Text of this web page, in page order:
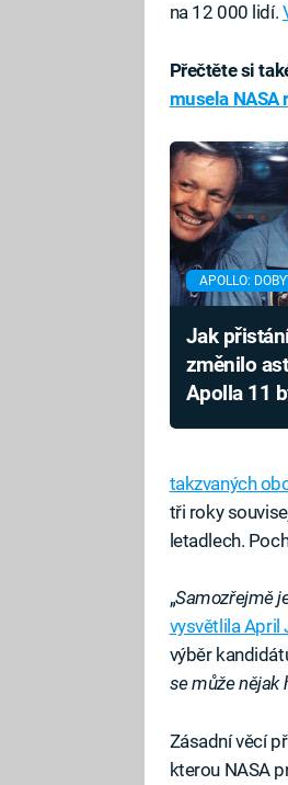
na 12 000 lidí.
Přečtěte si
musela
APOLLO:
Jak
změnilo
Apolla 11
takzvaných
tři roky
letadlech.
„Samozřejmě
vysvětlila April
výběr
se může nějak
Zásadní věcí
kterou NASA